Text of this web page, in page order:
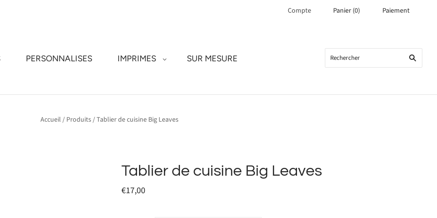
Compte Panier (0) Paiement
PERSONNALISES IMPRIMES SUR MESURE
Accueil / Produits/Tablier de cuisine Big Leaves
Tablier de cuisine Big Leaves
€17,00